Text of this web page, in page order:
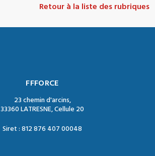
Retour à la liste des rubriques
FFFORCE
23 chemin d'arcins,
33360 LATRESNE, Cellule 20
Siret : 812 876 407 00048